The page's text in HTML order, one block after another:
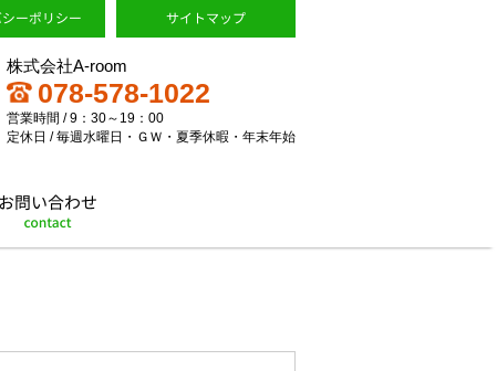
株式会社A-room
078-578-1022
営業時間 / 9：30～19：00
定休日 / 毎週水曜日・ＧＷ・夏季休暇・年末年始